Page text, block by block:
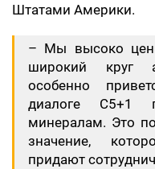
Штатами Америки.
– Мы высоко
широкий круг
особенно
диалоге C5+1
минералам. Это
значение,
придают